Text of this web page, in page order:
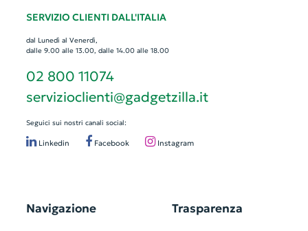
SERVIZIO CLIENTI DALL'ITALIA
dal Lunedì al Venerdì,
dalle 9.00 alle 13.00, dalle 14.00 alle 18.00
02 800 11074
servizioclienti@gadgetzilla.it
Seguici sui nostri canali social:
Linkedin Facebook Instagram
Navigazione Trasparenza